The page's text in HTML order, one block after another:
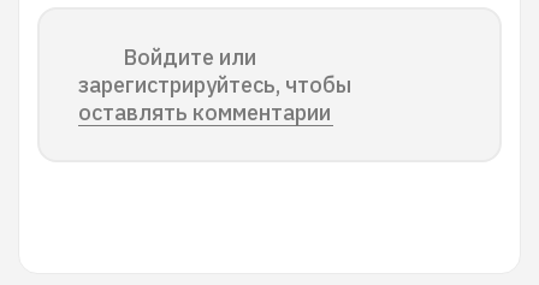
Войдите или
зарегистрируйтесь, чтобы
оставлять комментарии